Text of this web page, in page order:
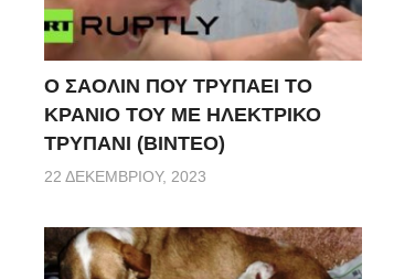
Ο ΣΑΟΛΙΝ ΠΟΥ ΤΡΥΠΑΕΙ ΤΟ
ΚΡΑΝΙΟ ΤΟΥ ΜΕ ΗΛΕΚΤΡΙΚΟ
ΤΡΥΠΑΝΙ (ΒΙΝΤΕΟ)
22 ΔΕΚΕΜΒΡΊΟΥ, 2023